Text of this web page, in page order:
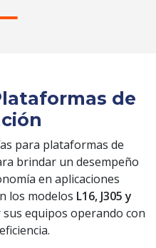
de
para plataformas de
brindar un desempeño
en aplicaciones
los modelos L16, J305 y
equipos operando con